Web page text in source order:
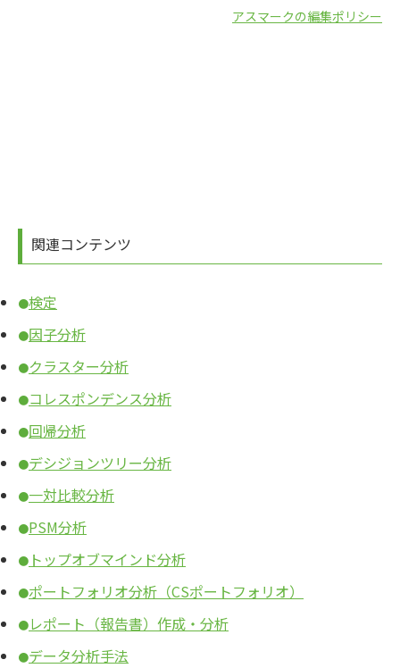
アスマークの編集ポリシー
関連コンテンツ
●検定
●因子分析
●クラスター分析
●コレスポンデンス分析
●回帰分析
●デシジョンツリー分析
●一対比較分析
●PSM分析
● トップオブマインド分析
●ポートフォリオ分析（CSポートフォリオ）
●レポート（報告書）作成・分析
●データ分析手法